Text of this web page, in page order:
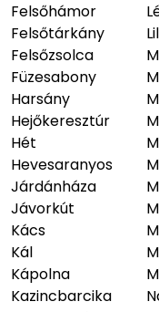
Felsőhámor
Felsőtárkány
Felsőzsolca
Füzesabony
Harsány
Hejőkeresztúr
Hét
Hevesaranyos
Járdánháza
Jávorkút
Kács
Kál
Kápolna
Kazincbarcika